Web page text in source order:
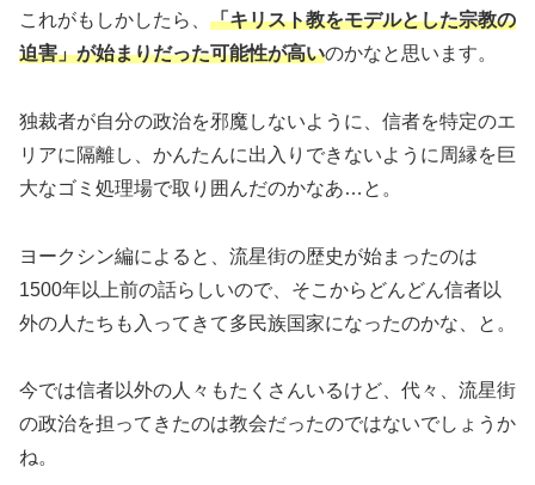
これがもしかしたら、 「キリスト教をモデルとした宗教の
迫害」が始まりだった可能性が高いのかなと思います。
独裁者が自分の政治を邪魔しないように、信者を特定のエ
リアに隔離し、かんたんに出入りできないように周縁を巨
大なゴミ処理場で取り囲んだのかなあ…と。
ヨークシン編によると、流星街の歴史が始まったのは
1500年以上前の話らしいので、そこからどんどん信者以
外の人たちも入ってきて多民族国家になったのかな、と。
今では信者以外の人々もたくさんいるけど、代々、流星街
の政治を担ってきたのは教会だったのではないでしょうか
ね。